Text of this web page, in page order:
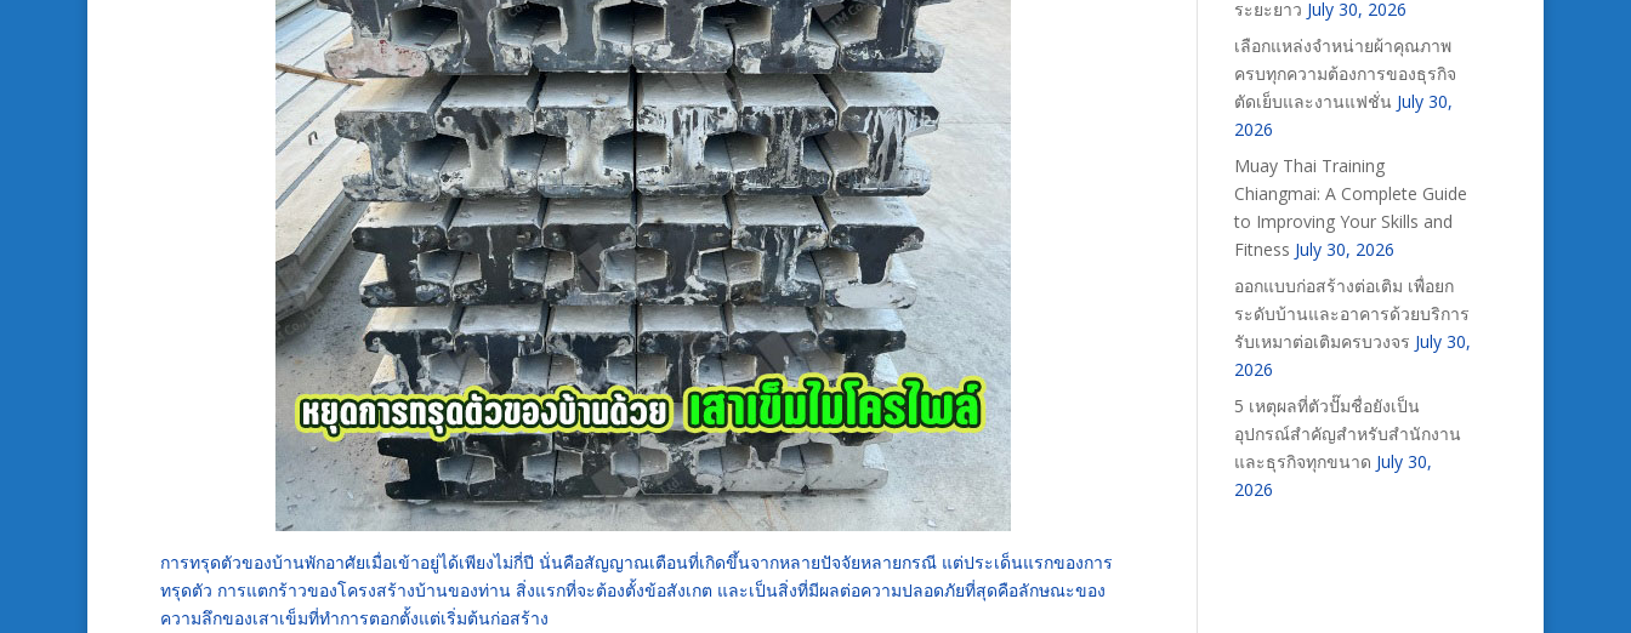
การทรุดตัวของบ้านพักอาศัยเมื่อเข้าอยู่ได้เพียงไม่กี่ปี นั่นคือสัญญาณเตือนที่เกิดขึ้นจากหลายปัจจัยหลายกรณี แต่ประเด็นแรกของการ
ทรุดตัว การแตกร้าวของโครงสร้างบ้านของท่าน สิ่งแรกที่จะต้องตั้งข้อสังเกต และเป็นสิ่งที่มีผลต่อความปลอดภัยที่สุดคือลักษณะของ
ความลึกของเสาเข็มที่ทำการตอกตั้งแต่เริ่มต้นก่อสร้าง
ระยะยาว July 30, 2026
เลือกแหล่งจำหน่ายผ้าคุณภาพ
ครบทุกความต้องการของธุรกิจ
ตัดเย็บและงานแฟชั่น July 30,
2026
Muay Thai Training
Chiangmai: A Complete Guide
to Improving Your Skills and
Fitness July 30, 2026
ออกแบบก่อสร้างต่อเติม เพื่อยก
ระดับบ้านและอาคารด้วยบริการ
รับเหมาต่อเติมครบวงจร July 30,
2026
5 เหตุผลที่ตัวปั๊มชื่อยังเป็น
อุปกรณ์สำคัญสำหรับสำนักงาน
และธุรกิจทุกขนาด July 30,
2026